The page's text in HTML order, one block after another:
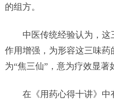
的组方。
中医传统经验认为，
作用增强，为形容这三味
为“焦三仙”，意为疗效显著
在《用药心得十讲》中